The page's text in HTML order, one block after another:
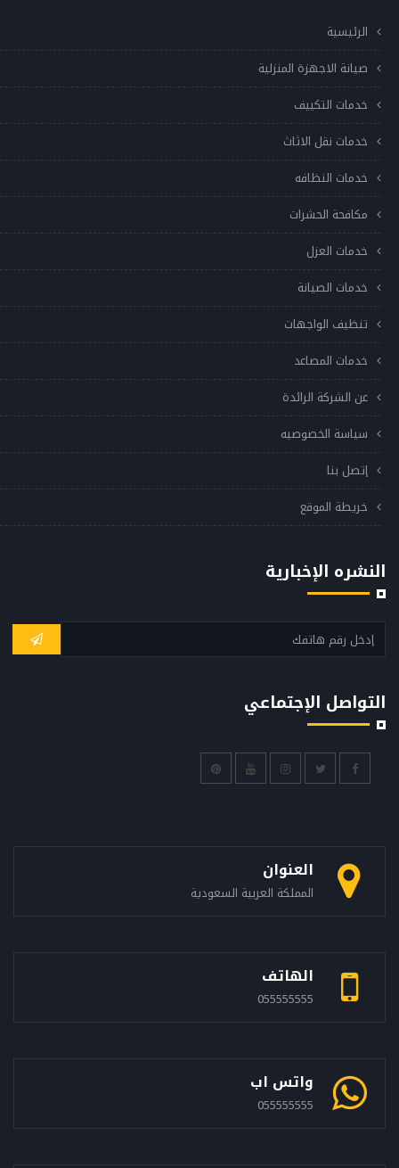
الرئيسية
صيانة الاجهزة المنزلية
خدمات التكييف
خدمات نقل الاثاث
خدمات النظافه
مكافحة الحشرات
خدمات العزل
خدمات الصيانة
تنظيف الواجهات
خدمات المصاعد
عن الشركة الرائدة
سياسة الخصوصيه
إتصل بنا
خريطة الموقع
النشره الإخبارية
التواصل الإجتماعي
العنوان
المملكة العربية السعودية
الهاتف
055555555
واتس اب
055555555